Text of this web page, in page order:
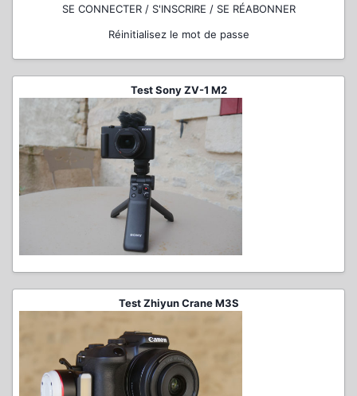
SE CONNECTER / S'INSCRIRE / SE RÉABONNER
Réinitialisez le mot de passe
Test Sony ZV-1 M2
Test Zhiyun Crane M3S